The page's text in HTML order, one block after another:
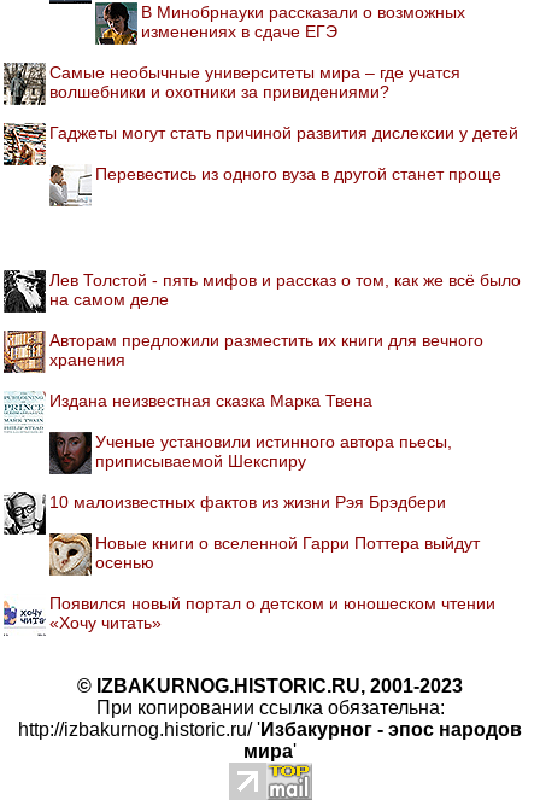
В Минобрнауки рассказали о возможных
изменениях в сдаче ЕГЭ
Самые необычные университеты мира – где учатся
волшебники и охотники за привидениями?
Гаджеты могут стать причиной развития дислексии у детей
Перевестись из одного вуза в другой станет проще
Лев Толстой - пять мифов и рассказ о том, как же всё было
на самом деле
Авторам предложили разместить их книги для вечного
хранения
Издана неизвестная сказка Марка Твена
Ученые установили истинного автора пьесы,
приписываемой Шекспиру
10 малоизвестных фактов из жизни Рэя Брэдбери
Новые книги о вселенной Гарри Поттера выйдут
осенью
Появился новый портал о детском и юношеском чтении
«Хочу читать»
© IZBAKURNOG.HISTORIC.RU, 2001-2023
При копировании ссылка обязательна:
http://izbakurnog.historic.ru/ 'Избакурног - эпос народов
мира'